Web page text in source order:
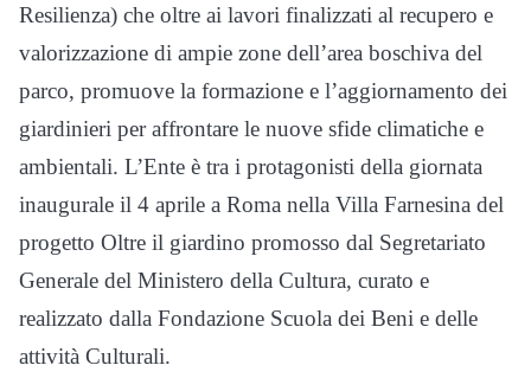
Resilienza) che oltre ai lavori finalizzati al recupero e
valorizzazione di ampie zone dell’area boschiva del
parco, promuove la formazione e l’aggiornamento dei
giardinieri per affrontare le nuove sfide climatiche e
ambientali. L’Ente è tra i protagonisti della giornata
inaugurale il 4 aprile a Roma nella Villa Farnesina del
progetto Oltre il giardino promosso dal Segretariato
Generale del Ministero della Cultura, curato e
realizzato dalla Fondazione Scuola dei Beni e delle
attività Culturali.